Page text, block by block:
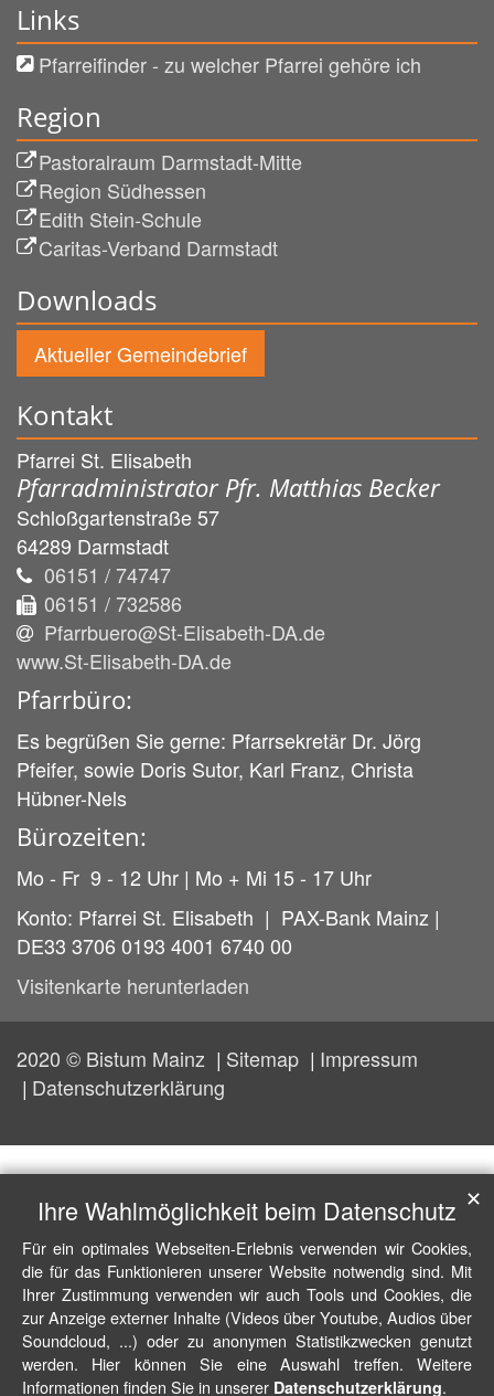
Links
Pfarreifinder - zu welcher Pfarrei gehöre ich
Region
Pastoralraum Darmstadt-Mitte
Region Südhessen
Edith Stein-Schule
Caritas-Verband Darmstadt
Downloads
Aktueller Gemeindebrief
Kontakt
Pfarrei St. Elisabeth
Pfarradministrator Pfr. Matthias Becker
Schloßgartenstraße 57
64289 Darmstadt
06151 / 74747
06151 / 732586
Pfarrbuero@St-Elisabeth-DA.de
www.St-Elisabeth-DA.de
Pfarrbüro:
Es begrüßen Sie gerne: Pfarrsekretär Dr. Jörg
Pfeifer, sowie Doris Sutor, Karl Franz, Christa
Hübner-Nels
Bürozeiten:
Mo - Fr 9 - 12 Uhr | Mo + Mi 15 - 17 Uhr
Konto: Pfarrei St. Elisabeth | PAX-Bank Mainz |
DE33 3706 0193 4001 6740 00
Visitenkarte herunterladen
2020 © Bistum Mainz Sitemap
Impressum
Datenschutzerklärung
Ihre Wahlmöglichkeit beim Datenschutz
Für ein optimales Webseiten-Erlebnis verwenden wir Cookies,
die für das Funktionieren unserer Website notwendig sind. Mit
Ihrer Zustimmung verwenden wir auch Tools und Cookies, die
zur Anzeige externer Inhalte (Videos über Youtube, Audios über
Soundcloud, ...) oder zu anonymen Statistikzwecken genutzt
werden. Hier können Sie eine Auswahl treffen. Weitere
Informationen finden Sie in unserer Datenschutzerklärung.
✕